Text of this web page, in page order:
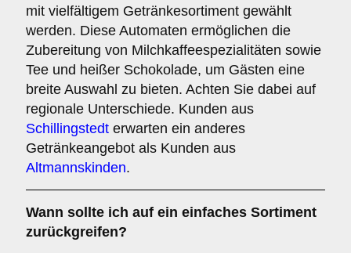
mit vielfältigem Getränkesortiment gewählt
werden. Diese Automaten ermöglichen die
Zubereitung von Milchkaffeespezialitäten sowie
Tee und heißer Schokolade, um Gästen eine
breite Auswahl zu bieten. Achten Sie dabei auf
regionale Unterschiede. Kunden aus
Schillingstedt erwarten ein anderes
Getränkeangebot als Kunden aus
Altmannskinden.
Wann sollte ich auf ein einfaches Sortiment
zurückgreifen?